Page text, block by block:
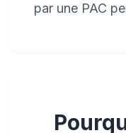
par une PAC